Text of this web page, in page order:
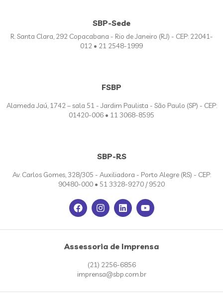
SBP-Sede
R. Santa Clara, 292 Copacabana - Rio de Janeiro (RJ) - CEP: 22041-
012 • 21 2548-1999
FSBP
Alameda Jaú, 1742 – sala 51 - Jardim Paulista - São Paulo (SP) - CEP:
01420-006 • 11 3068-8595
SBP-RS
Av. Carlos Gomes, 328/305 - Auxiliadora - Porto Alegre (RS) - CEP:
90480-000 • 51 3328-9270 / 9520
Assessoria de Imprensa
(21) 2256-6856
imprensa@sbp.com.br